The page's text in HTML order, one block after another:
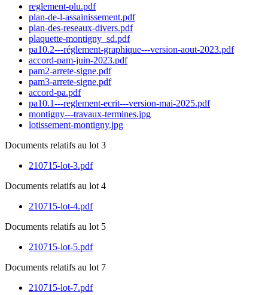
reglement-plu.pdf
plan-de-l-assainissement.pdf
plan-des-reseaux-divers.pdf
plaquette-montigny_sd.pdf
pa10.2---réglement-graphique---version-aout-2023.pdf
accord-pam-juin-2023.pdf
pam2-arrete-signe.pdf
pam3-arrete-signe.pdf
accord-pa.pdf
pa10.1---reglement-ecrit---version-mai-2025.pdf
montigny---travaux-termines.jpg
lotissement-montigny.jpg
Documents relatifs au lot 3
210715-lot-3.pdf
Documents relatifs au lot 4
210715-lot-4.pdf
Documents relatifs au lot 5
210715-lot-5.pdf
Documents relatifs au lot 7
210715-lot-7.pdf